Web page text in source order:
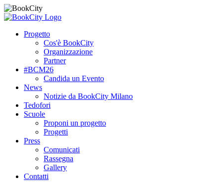
Progetto
Cos'è BookCity
Organizzazione
Partner
#BCM26
Candida un Evento
News
Notizie da BookCity Milano
Tedofori
Scuole
Proponi un progetto
Progetti
Press
Comunicati
Rassegna
Gallery
Contatti